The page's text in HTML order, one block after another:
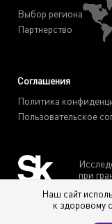
Наш сайт
к здоровому
Выбор региона
Партнерство
Соглашения
Политика
Пользовательское
при